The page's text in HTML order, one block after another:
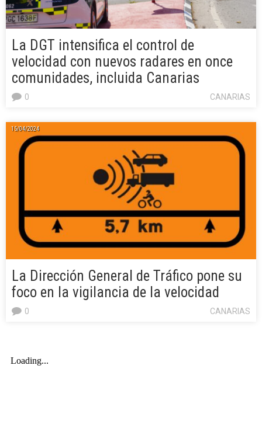
La DGT intensifica el control de
velocidad con nuevos radares en once
comunidades, incluida Canarias
CANARIAS
0
15/04/2024
La Dirección General de Tráfico pone su
foco en la vigilancia de la velocidad
CANARIAS
0